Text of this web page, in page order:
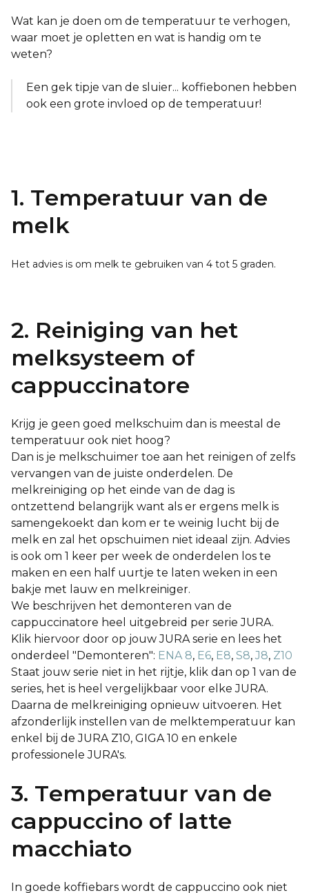
Wat kan je doen om de temperatuur te verhogen,
waar moet je opletten en wat is handig om te
weten?
Een gek tipje van de sluier... koffiebonen hebben
ook een grote invloed op de temperatuur!
1. Temperatuur van de
melk
Het advies is om melk te gebruiken van 4 tot 5 graden.
2. Reiniging van het
melksysteem of
cappuccinatore
Krijg je geen goed melkschuim dan is meestal de
temperatuur ook niet hoog?
Dan is je melkschuimer toe aan het reinigen of zelfs
vervangen van de juiste onderdelen. De
melkreiniging op het einde van de dag is
ontzettend belangrijk want als er ergens melk is
samengekoekt dan kom er te weinig lucht bij de
melk en zal het opschuimen niet ideaal zijn. Advies
is ook om 1 keer per week de onderdelen los te
maken en een half uurtje te laten weken in een
bakje met lauw en melkreiniger.
We beschrijven het demonteren van de
cappuccinatore heel uitgebreid per serie JURA.
Klik hiervoor door op jouw JURA serie en lees het
onderdeel "Demonteren": ENA 8, E6, E8, S8, J8, Z10
Staat jouw serie niet in het rijtje, klik dan op 1 van de
series, het is heel vergelijkbaar voor elke JURA.
Daarna de melkreiniging opnieuw uitvoeren. Het
afzonderlijk instellen van de melktemperatuur kan
enkel bij de JURA Z10, GIGA 10 en enkele
professionele JURA's.
3. Temperatuur van de
cappuccino of latte
macchiato
In goede koffiebars wordt de cappuccino ook niet